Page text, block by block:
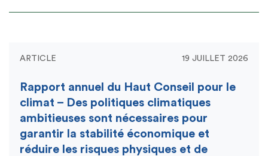
ARTICLE 19 JUILLET 2026
Rapport annuel du Haut Conseil pour le
climat – Des politiques climatiques
ambitieuses sont nécessaires pour
garantir la stabilité économique et
réduire les risques physiques et de